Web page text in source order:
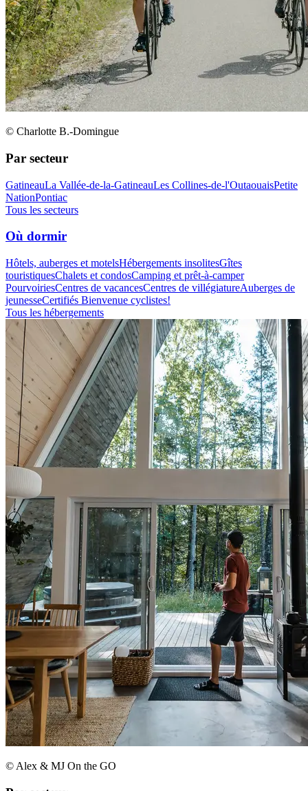
© Charlotte B.-Domingue
Par secteur
GatineauLa Vallée-de-la-GatineauLes Collines-de-l'OutaouaisPetite
NationPontiac
Tous les secteurs
Où dormir
Hôtels, auberges et motelsHébergements insolitesGîtes
touristiquesChalets et condosCamping et prêt-à-camper
PourvoiriesCentres de vacancesCentres de villégiatureAuberges de
jeunesseCertifiés Bienvenue cyclistes!
Tous les hébergements
© Alex & MJ On the GO